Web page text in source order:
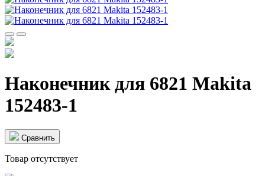
Наконечник для 6821 Makita
152483-1
Cравнить
Товар отсутствует